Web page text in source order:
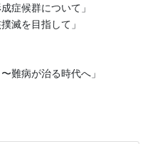
症候群について」
滅を目指して」
難病が治る時代へ」